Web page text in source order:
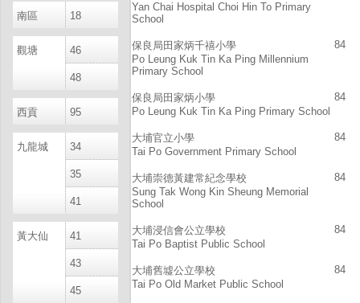
南區 18
觀塘 46
48
西貢 95
九龍城 34
35
41
黃大仙 41
43
45
Yan Chai Hospital Choi Hin To Primary
School
保良局田家炳千禧小學
Po Leung Kuk Tin Ka Ping Millennium
Primary School
84
保良局田家炳小學
Po Leung Kuk Tin Ka Ping Primary School
84
大埔官立小學
Tai Po Government Primary School
84
大埔崇德黃建常紀念學校
Sung Tak Wong Kin Sheung Memorial
School
84
大埔浸信會公立學校
Tai Po Baptist Public School
84
大埔舊墟公立學校
Tai Po Old Market Public School
84